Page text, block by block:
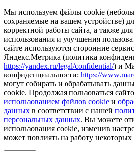
Мы используем файлы cookie
сохраняемые на вашем устройстве)
корректной работы сайта, а также для
использования и улучшения
сайте используются сторонние
Яндекс.Метрика (политика
https://yandex.ru/legal/confidential/) и
конфиденциальности: https://
могут собирать и обрабатывать
cookie. Продолжая пользоваться
использованием файлов cookie и
данных в соответствии с нашей
персональных данных. Вы можете
использования cookie, изменив
может повлиять на работу